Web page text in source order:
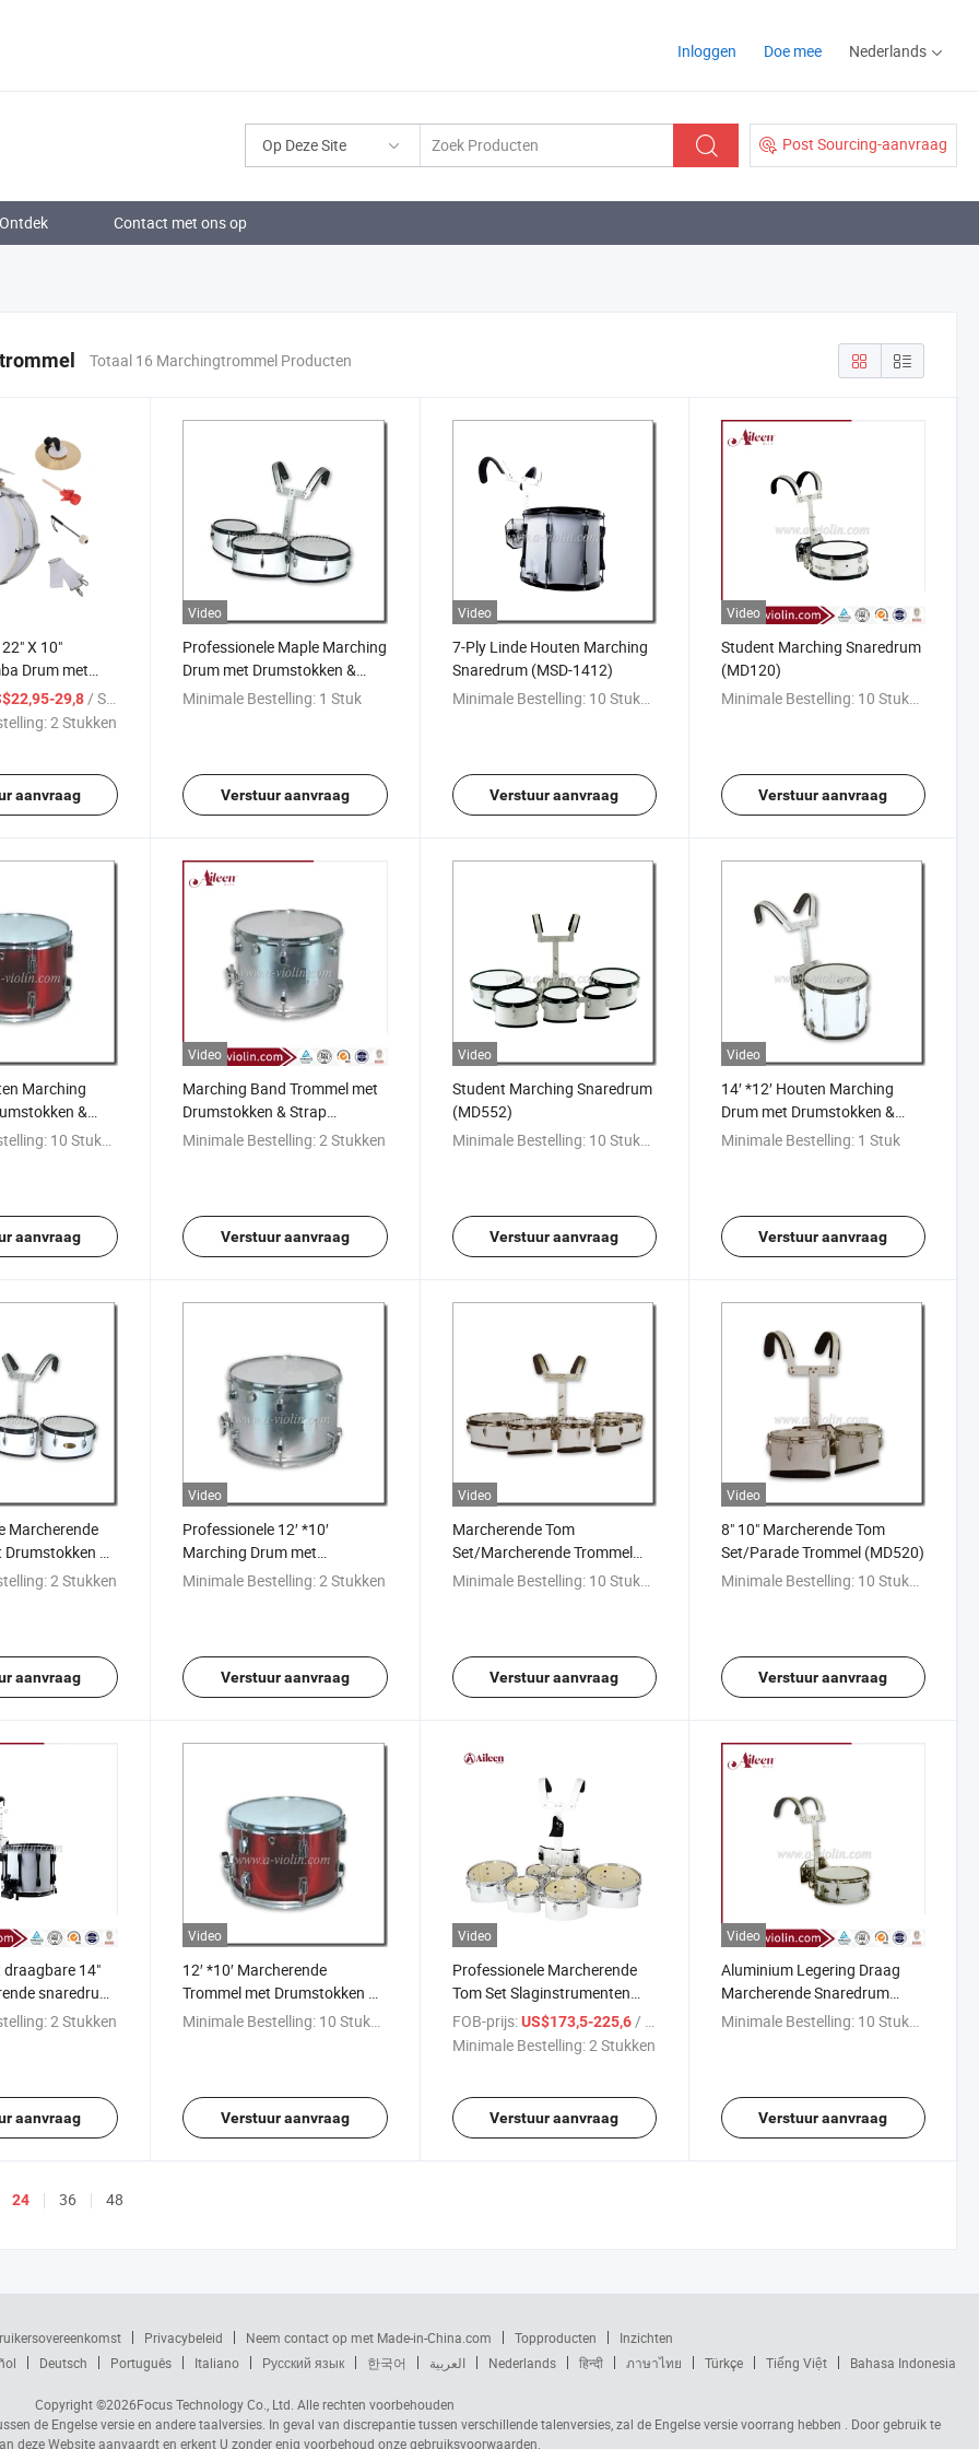
Inloggen Doe mee Nederlands
Op Deze Site Post Sourcing-aanvraag
Ontdek Contact met ons op
Totaal 16 Marchingtrommel Producten
X 10"
Drum met
(LSBD312)
29,8/ Stuk
2 Stukken
aanvraag
Video
Professionele Maple Marching
Drum met Drumstokken &
Houder (MD530)
Minimale Bestelling: 1 Stuk
Verstuur aanvraag
Video
7-Ply Linde Houten Marching
Snaredrum (MSD-1412)
Minimale Bestelling: 10 Stukken
Verstuur aanvraag
Video
Student Marching Snaredrum
(MD120)
Minimale Bestelling: 10 Stukken
Verstuur aanvraag
Marching
&
10 Stukken
aanvraag
Video
Marching Band Trommel met
Drumstokken & Strap
(MD600)
Minimale Bestelling:2 Stukken
Verstuur aanvraag
Video
Student Marching Snaredrum
(MD552)
Minimale Bestelling: 10 Stukken
Verstuur aanvraag
Video
14′ *12′ Houten Marching
Drum met Drumstokken &
Houder (MD111)
Minimale Bestelling: 1 Stuk
Verstuur aanvraag
Marcherende
&
8023)2 Stukken
aanvraag
Video
Professionele 12′ *10′
Marching Drum met
Drumstokken & Strap
Minimale Bestelling:2 Stukken
Verstuur aanvraag
Video
Marcherende Tom
Set/Marcherende Trommel
met Draagriem (MD550)
Minimale Bestelling: 10 Stukken
Verstuur aanvraag
Video
8" 10" Marcherende Tom
Set/Parade Trommel (MD520)
Minimale Bestelling: 10 Stukken
Verstuur aanvraag
14"
snaredrum
2 Stukken
aanvraag
Video
12′ *10′ Marcherende
Trommel met Drumstokken &
Band (MD603)
Minimale Bestelling: 10 Stukken
Verstuur aanvraag
Video
Professionele Marcherende
Tom Set Slaginstrumenten
(MTSDZ-668023)
FOB-prijs: US$173,5-225,6/ Stuk
Minimale Bestelling:2 Stukken
Verstuur aanvraag
Video
Aluminium Legering Draag
Marcherende Snaredrum
(MD110)
Minimale Bestelling: 10 Stukken
Verstuur aanvraag
24 36 48
Privacybeleid Neem contact op met Made-in-China.com Topproducten
Inzichten
Deutsch Português Italiano Русский язык 한국어 العربية Nederlands हिन्दी ภาษาไทย Türkçe Tiếng Việt Bahasa Indonesia
Copyright ©2026Focus Technology Co., Ltd. Alle rechten voorbehouden
de Engelse versie en andere taalversies. In geval van discrepantie tussen verschillende talenversies, zal de Engelse versie voorrang hebben . Door gebruik te
deze Website aanvaardt en erkent U zonder enig voorbehoud onze gebruiksvoorwaarden.